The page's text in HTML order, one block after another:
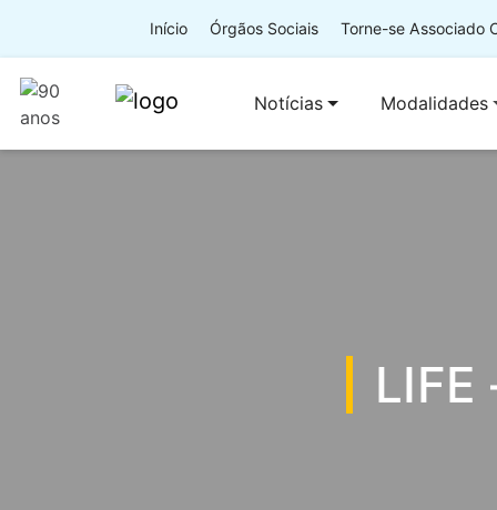
Início Órgãos Sociais Torne-se Associado
Notícias Modalidades